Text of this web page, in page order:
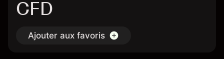
CFD
Ajouter aux favoris